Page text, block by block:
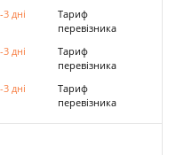
3 дні
Тариф
перевізника
3 дні
Тариф
перевізника
3 дні
Тариф
перевізника